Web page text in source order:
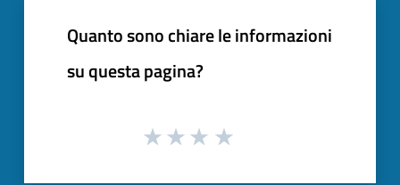
Quanto sono chiare le informazioni
su questa pagina?